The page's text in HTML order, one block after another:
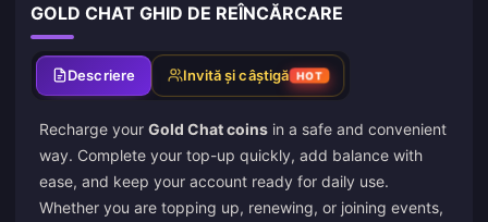
GOLD CHAT GHID DE REÎNCĂRCARE
Descriere Invită și câștigă HOT
Recharge your Gold Chat coins in a safe and convenient
way. Complete your top-up quickly, add balance with
ease, and keep your account ready for daily use.
Whether you are topping up, renewing, or joining events,